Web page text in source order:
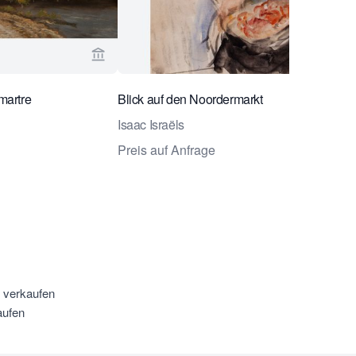
Fine Art & Antiques ansehen
Verkaeuferseite von Daatselaar Fine Art &
Blick auf den Noordermarkt
Isaac Israëls
Preis auf Anfrage